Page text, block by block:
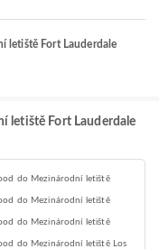
letiště Fort Lauderdale
letiště Fort Lauderdale
do Mezinárodní letiště
do Mezinárodní letiště
do Mezinárodní letiště
do Mezinárodní letiště Los